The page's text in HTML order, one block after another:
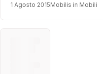
1 Agosto 2015Mobilis in Mobili